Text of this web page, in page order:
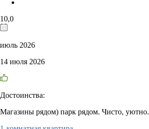
10,0
июль 2026
14 июля 2026
Достоинства:
Магазины рядом) парк рядом. Чисто, уютно.